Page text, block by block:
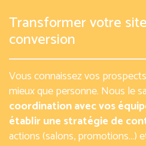
Transformer votre
conversion
Vous connaissez vos
mieux que personne. Nous le
coordination avec vos
établir une stratégie de
actions (salons, promotions…)